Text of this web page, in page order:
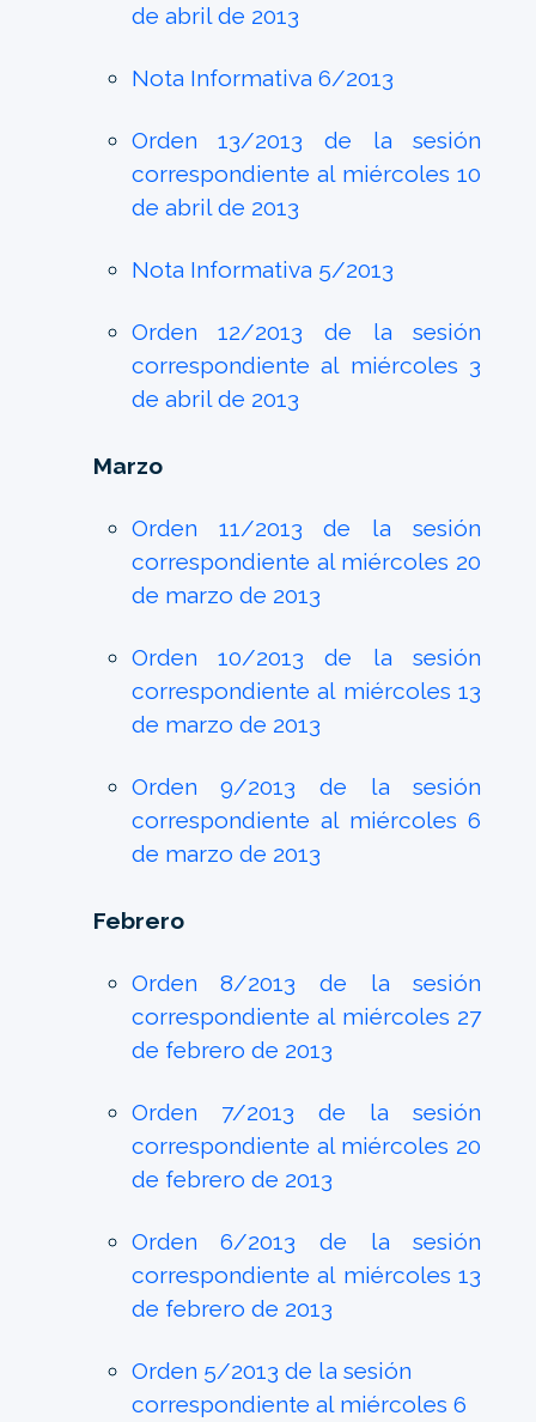
de abril de 2013
Nota Informativa 6/2013
Orden 13/2013 de la sesión
correspondiente al miércoles 10
de abril de 2013
Nota Informativa 5/2013
Orden 12/2013 de la sesión
correspondiente al miércoles 3
de abril de 2013
Marzo
Orden 11/2013 de la sesión
correspondiente al miércoles 20
de marzo de 2013
Orden 10/2013 de la sesión
correspondiente al miércoles 13
de marzo de 2013
Orden 9/2013 de la sesión
correspondiente al miércoles 6
de marzo de 2013
Febrero
Orden 8/2013 de la sesión
correspondiente al miércoles 27
de febrero de 2013
Orden 7/2013 de la sesión
correspondiente al miércoles 20
de febrero de 2013
Orden 6/2013 de la sesión
correspondiente al miércoles 13
de febrero de 2013
Orden 5/2013 de la sesión
correspondiente al miércoles 6